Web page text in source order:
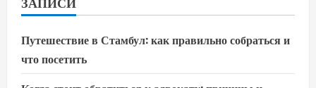
Путешествие в Стамбул: как правильно собраться и
что посетить